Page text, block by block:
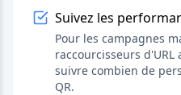
Suivez les
Pour les campagnes
raccourcisseurs d'URL
suivre combien de
QR.